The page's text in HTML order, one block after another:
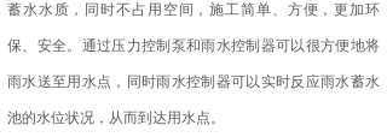
蓄水水质，同时不占用空间，施工简单、方便，更加环
保、安全。通过压力控制泵和雨水控制器可以很方便地将
雨水送至用水点，同时雨水控制器可以实时反应雨水蓄水
池的水位状况，从而到达用水点。